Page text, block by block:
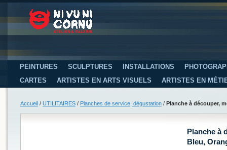
PEINTURES SCULPTURES INSTALLATIONS
CARTES
ARTISTES EN ARTS VISUELS ARTISTES EN
Accueil / UTILITAIRES / Planches de service, dégustation / Planche à découper,
Planche à
Bleu,